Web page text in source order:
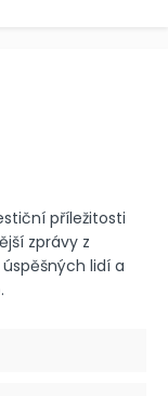
příležitosti
zprávy z
lidí a